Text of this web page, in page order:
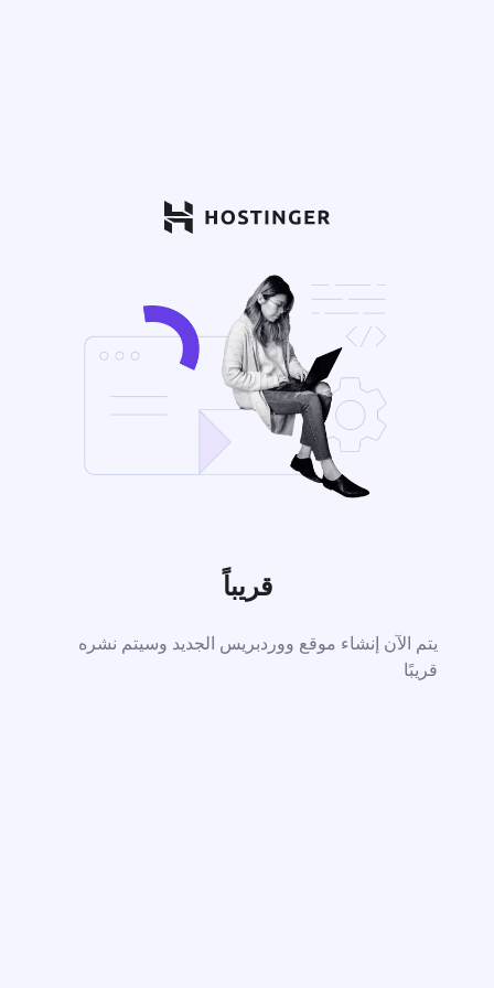
قريباً
يتم الآن إنشاء موقع ووردبريس الجديد وسيتم نشره
قريبًا